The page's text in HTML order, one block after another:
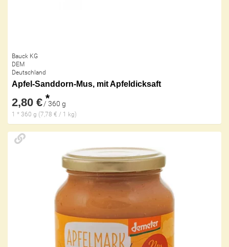
Bauck KG
DEM
Deutschland
Apfel-Sanddorn-Mus, mit Apfeldicksaft
2,80 € *
/ 360 g
1 * 360 g (7,78 € / 1 kg)